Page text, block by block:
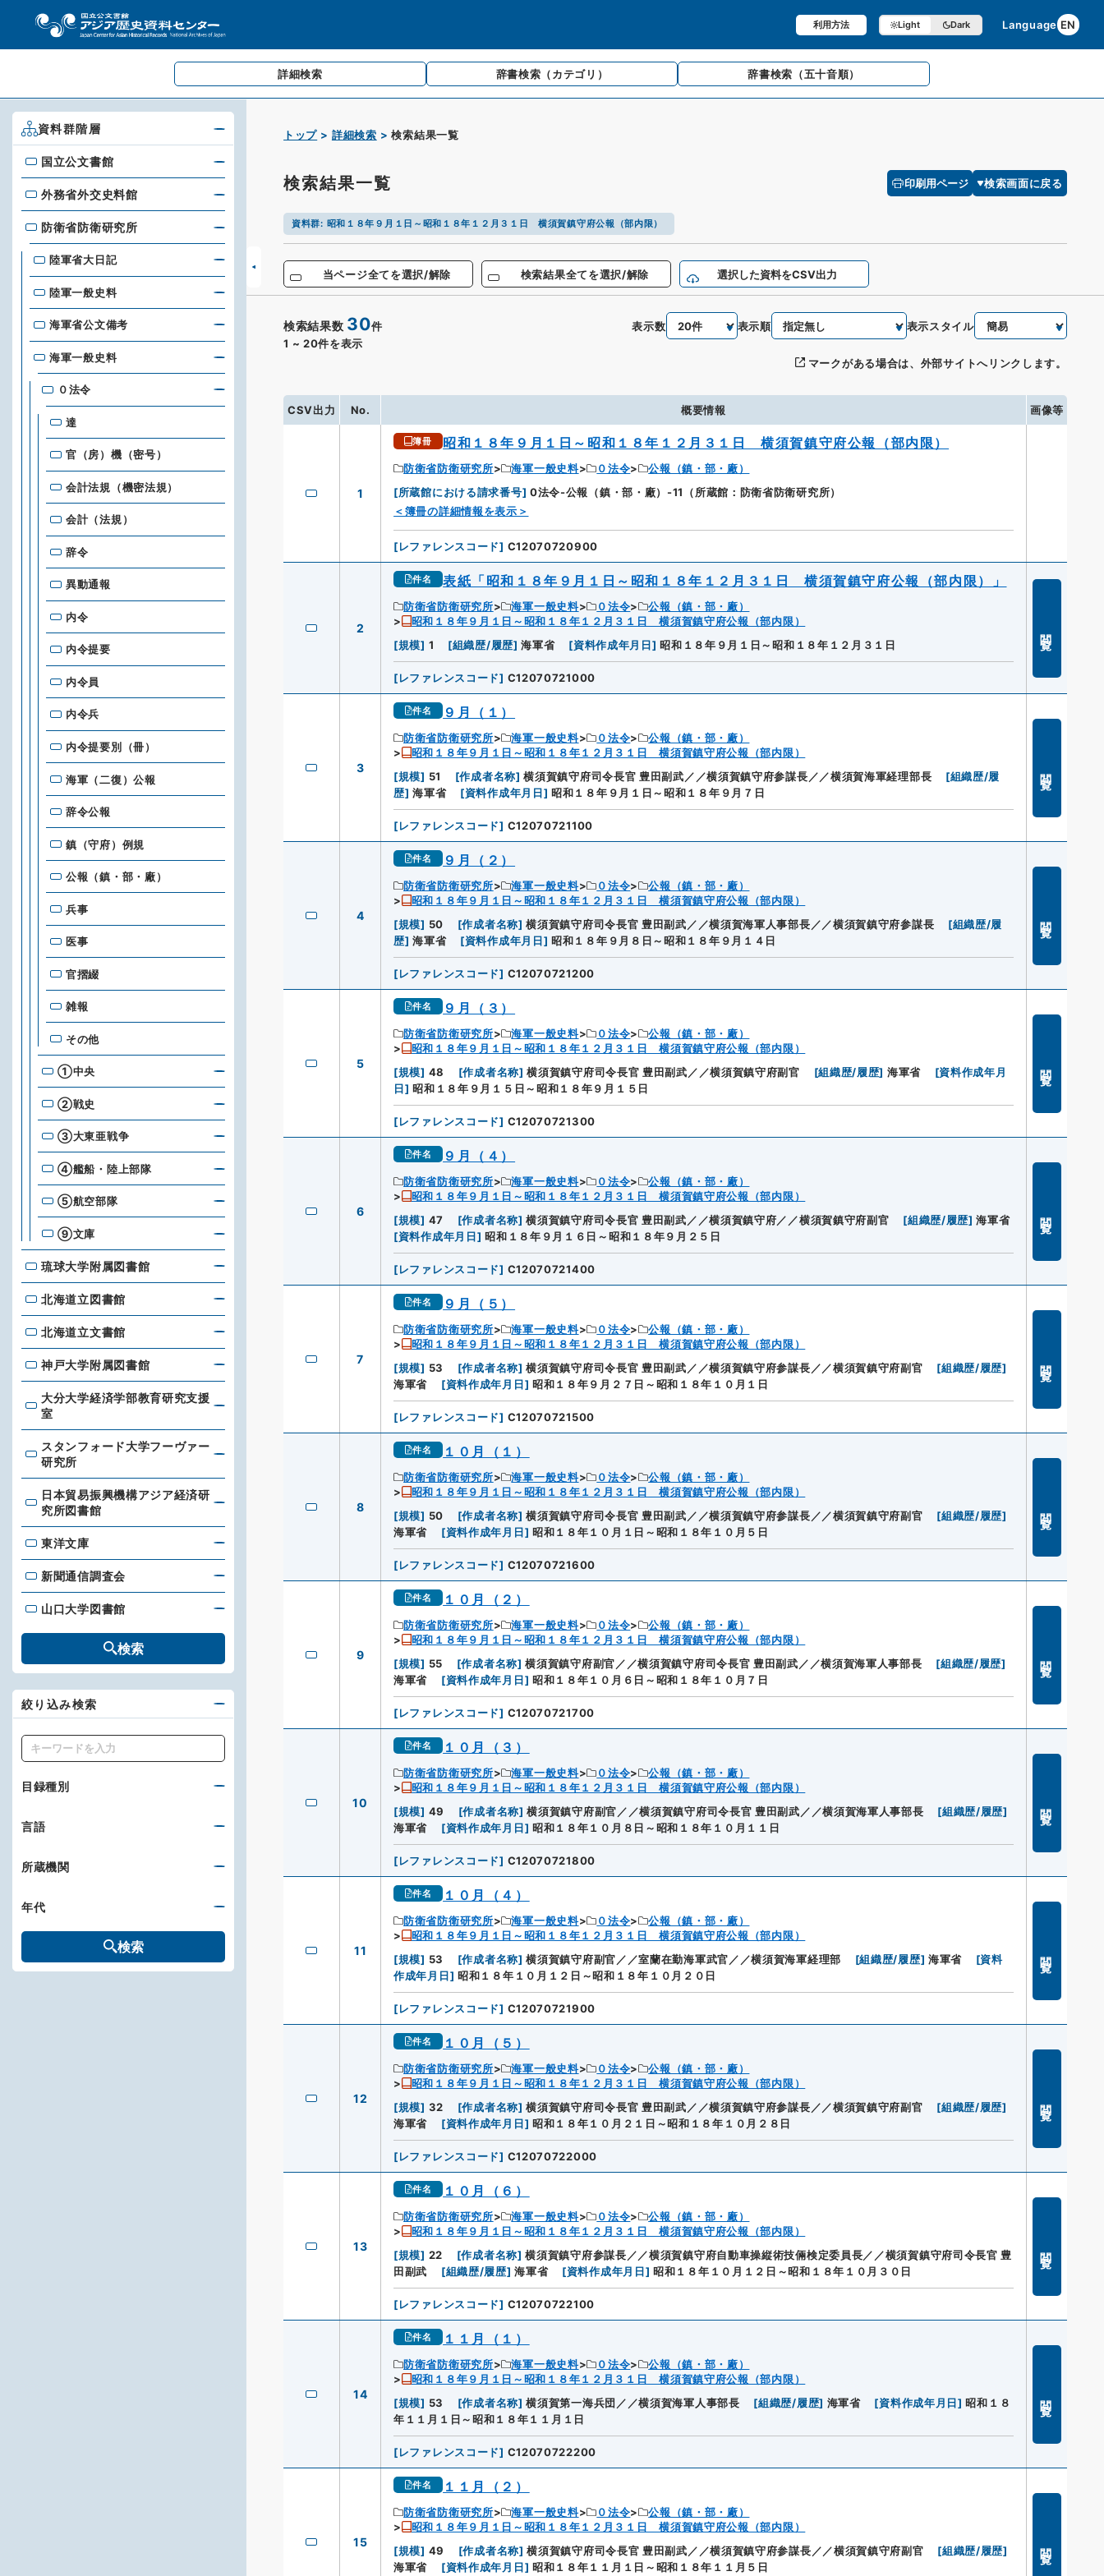
利用方法 Light Dark Language EN
詳細検索 辞書検索 （カテゴリ） 辞書検索 （五十音順）
トップ 詳細検索 検索結果一覧
検索結果一覧 印刷用ページ 検索画面に戻る
資料群: 昭和１８年９月１日～昭和１８年１２月３１日 横須賀鎮守府公報（部内限）
当ページ全てを選択/解除 検索結果全てを選択/解除 選択した資料をCSV出力
検索結果数 30件
1 ~ 20件を表示
表示数 表示順 表示スタイル
マークがある場合は、外部サイトへリンクします。
CSV出力 No. 概要情報 画像等
1
簿冊 昭和１８年９月１日～昭和１８年１２月３１日 横須賀鎮守府公報（部内限）
防衛省防衛研究所 海軍一般史料 ０法令
公報（鎮・部・廠）
[所蔵館における請求番号] 0法令-公報（鎮・部・廠）-11（所蔵館：防衛省防衛研究所）
＜簿冊の詳細情報を表示＞
[レファレンスコード] C12070720900
2
件名 表紙「昭和１８年９月１日～昭和１８年１２月３１日 横須賀鎮守府公報（部内限）」
防衛省防衛研究所 海軍一般史料 ０法令
公報（鎮・部・廠）
昭和１８年９月１日～昭和１８年１２月３１日 横須賀鎮守府公報（部内限）
[規模] 1 [組織歴/履歴] 海軍省 [資料作成年月日] 昭和１８年９月１日～昭和１８年１２月３１日
[レファレンスコード] C12070721000
3
件名 ９月（１）
防衛省防衛研究所 海軍一般史料 ０法令
公報（鎮・部・廠）
昭和１８年９月１日～昭和１８年１２月３１日 横須賀鎮守府公報（部内限）
[規模] 51 [作成者名称] 横須賀鎮守府司令長官 豊田副武／／横須賀鎮守府参謀長／／横須賀海軍経理部長 [組織歴/履
歴] 海軍省 [資料作成年月日] 昭和１８年９月１日～昭和１８年９月７日
[レファレンスコード] C12070721100
4
件名 ９月（２）
防衛省防衛研究所 海軍一般史料 ０法令
公報（鎮・部・廠）
昭和１８年９月１日～昭和１８年１２月３１日 横須賀鎮守府公報（部内限）
[規模] 50 [作成者名称] 横須賀鎮守府司令長官 豊田副武／／横須賀海軍人事部長／／横須賀鎮守府参謀長 [組織歴/履
歴] 海軍省 [資料作成年月日] 昭和１８年９月８日～昭和１８年９月１４日
[レファレンスコード] C12070721200
5
件名 ９月（３）
防衛省防衛研究所 海軍一般史料 ０法令
公報（鎮・部・廠）
昭和１８年９月１日～昭和１８年１２月３１日 横須賀鎮守府公報（部内限）
[規模] 48 [作成者名称] 横須賀鎮守府司令長官 豊田副武／／横須賀鎮守府副官 [組織歴/履歴] 海軍省 [資料作成年月
日] 昭和１８年９月１５日～昭和１８年９月１５日
[レファレンスコード] C12070721300
6
件名 ９月（４）
防衛省防衛研究所 海軍一般史料 ０法令
公報（鎮・部・廠）
昭和１８年９月１日～昭和１８年１２月３１日 横須賀鎮守府公報（部内限）
[規模] 47 [作成者名称] 横須賀鎮守府司令長官 豊田副武／／横須賀鎮守府／／横須賀鎮守府副官 [組織歴/履歴] 海軍省
[資料作成年月日] 昭和１８年９月１６日～昭和１８年９月２５日
[レファレンスコード] C12070721400
7
件名 ９月（５）
防衛省防衛研究所 海軍一般史料 ０法令
公報（鎮・部・廠）
昭和１８年９月１日～昭和１８年１２月３１日 横須賀鎮守府公報（部内限）
[規模] 53 [作成者名称] 横須賀鎮守府司令長官 豊田副武／／横須賀鎮守府参謀長／／横須賀鎮守府副官 [組織歴/履歴]
海軍省
[資料作成年月日] 昭和１８年９月２７日～昭和１８年１０月１日
[レファレンスコード] C12070721500
8
件名 １０月（１）
防衛省防衛研究所 海軍一般史料 ０法令
公報（鎮・部・廠）
昭和１８年９月１日～昭和１８年１２月３１日 横須賀鎮守府公報（部内限）
[規模] 50 [作成者名称] 横須賀鎮守府司令長官 豊田副武／／横須賀鎮守府参謀長／／横須賀鎮守府副官 [組織歴/履歴]
海軍省
[資料作成年月日] 昭和１８年１０月１日～昭和１８年１０月５日
[レファレンスコード] C12070721600
9
件名 １０月（２）
防衛省防衛研究所 海軍一般史料 ０法令
公報（鎮・部・廠）
昭和１８年９月１日～昭和１８年１２月３１日 横須賀鎮守府公報（部内限）
[規模] 55 [作成者名称] 横須賀鎮守府副官／／横須賀鎮守府司令長官 豊田副武／／横須賀海軍人事部長 [組織歴/履歴]
海軍省
[資料作成年月日] 昭和１８年１０月６日～昭和１８年１０月７日
[レファレンスコード] C12070721700
10
件名 １０月（３）
防衛省防衛研究所 海軍一般史料 ０法令
公報（鎮・部・廠）
昭和１８年９月１日～昭和１８年１２月３１日 横須賀鎮守府公報（部内限）
[規模] 49 [作成者名称] 横須賀鎮守府副官／／横須賀鎮守府司令長官 豊田副武／／横須賀海軍人事部長 [組織歴/履歴]
海軍省
[資料作成年月日] 昭和１８年１０月８日～昭和１８年１０月１１日
[レファレンスコード] C12070721800
11
件名 １０月（４）
防衛省防衛研究所 海軍一般史料 ０法令
公報（鎮・部・廠）
昭和１８年９月１日～昭和１８年１２月３１日 横須賀鎮守府公報（部内限）
[規模] 53 [作成者名称] 横須賀鎮守府副官／／室蘭在勤海軍武官／／横須賀海軍経理部 [組織歴/履歴] 海軍省 [資料
作成年月日] 昭和１８年１０月１２日～昭和１８年１０月２０日
[レファレンスコード] C12070721900
12
件名 １０月（５）
防衛省防衛研究所 海軍一般史料 ０法令
公報（鎮・部・廠）
昭和１８年９月１日～昭和１８年１２月３１日 横須賀鎮守府公報（部内限）
[規模] 32 [作成者名称] 横須賀鎮守府司令長官 豊田副武／／横須賀鎮守府参謀長／／横須賀鎮守府副官 [組織歴/履歴]
海軍省
[資料作成年月日] 昭和１８年１０月２１日～昭和１８年１０月２８日
[レファレンスコード] C12070722000
13
件名 １０月（６）
防衛省防衛研究所 海軍一般史料 ０法令
公報（鎮・部・廠）
昭和１８年９月１日～昭和１８年１２月３１日 横須賀鎮守府公報（部内限）
[規模] 22 [作成者名称] 横須賀鎮守府参謀長／／横須賀鎮守府自動車操縦術技倆検定委員長／／横須賀鎮守府司令長官 豊
田副武
[組織歴/履歴] 海軍省 [資料作成年月日] 昭和１８年１０月１２日～昭和１８年１０月３０日
[レファレンスコード] C12070722100
14
件名 １１月（１）
防衛省防衛研究所 海軍一般史料 ０法令
公報（鎮・部・廠）
昭和１８年９月１日～昭和１８年１２月３１日 横須賀鎮守府公報（部内限）
[規模] 53 [作成者名称] 横須賀第一海兵団／／横須賀海軍人事部長 [組織歴/履歴] 海軍省 [資料作成年月日] 昭和１８
年１１月１日～昭和１８年１１月１日
[レファレンスコード] C12070722200
15
件名 １１月（２）
防衛省防衛研究所 海軍一般史料 ０法令
公報（鎮・部・廠）
昭和１８年９月１日～昭和１８年１２月３１日 横須賀鎮守府公報（部内限）
[規模] 49 [作成者名称] 横須賀鎮守府司令長官 豊田副武／／横須賀鎮守府参謀長／／横須賀鎮守府副官 [組織歴/履歴]
海軍省
[資料作成年月日] 昭和１８年１１月１日～昭和１８年１１月５日
資料群階層
国立公文書館
国立公文書館
外務省外交史料館
外務省外交史料館
防衛省防衛研究所
防衛省防衛研究所
陸軍省大日記
陸軍一般史料
海軍省公文備考
海軍一般史料
０法令
達
官（房）機（密号）
会計法規（機密法規）
会計（法規）
辞令
異動通報
内令
内令提要
内令員
内令兵
内令提要別（冊）
海軍（二復）公報
辞令公報
鎮（守府）例規
公報（鎮・部・廠）
兵事
医事
官摺綴
雑報
その他
①中央
②戦史
③大東亜戦争
④艦船・陸上部隊
⑤航空部隊
⑨文庫
琉球大学附属図書館
琉球大学附属図書館
北海道立図書館
北海道立図書館
北海道立文書館
北海道立文書館
神戸大学附属図書館
神戸大学附属図書館
大分大学経済学部教育研究支援室
大分大学経済学部教育研究支援
室
スタンフォード大学フーヴァー研究所
スタンフォード大学フーヴァー
研究所
日本貿易振興機構アジア経済研究所図書館
日本貿易振興機構アジア経済研
究所図書館
東洋文庫
東洋文庫
新聞通信調査会
新聞通信調査会
山口大学図書館
山口大学図書館
検索
絞り込み検索
キーワード
目録種別
言語
所蔵機関
年代
検索